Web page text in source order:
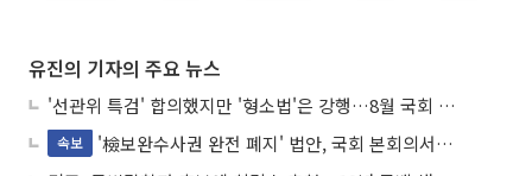
유진의 기자의 주요 뉴스
'선관위 특검' 합의했지만 '형소법'은 강행…8월 국회 '입법 2차전' 예고
속보
'檢보완수사권 완전 폐지' 법안, 국회 본회의서 민주당 주도 통과